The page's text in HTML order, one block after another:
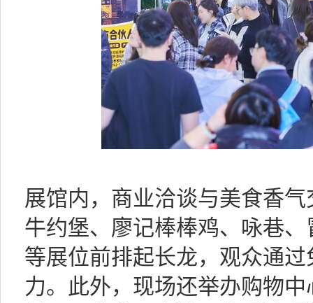
展馆内，商业洽谈与美食香
牛约堡、廖记棒棒鸡、咏巷
等展位前排起长龙，观众通
力。此外，现场还举办购物